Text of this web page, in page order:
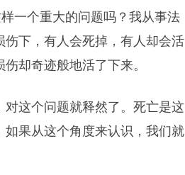
一个重大的问题吗？我从事法
下，有人会死掉，有人却会活
却奇迹般地活了下来。
这个问题就释然了。死亡是这
果从这个角度来认识，我们就